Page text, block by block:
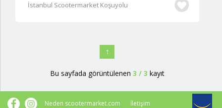
İstanbul Scootermarket Koşuyolu
1
Bu sayfada görüntülenen 3 / 3 kayıt
Neden scootermarket.com İletişim